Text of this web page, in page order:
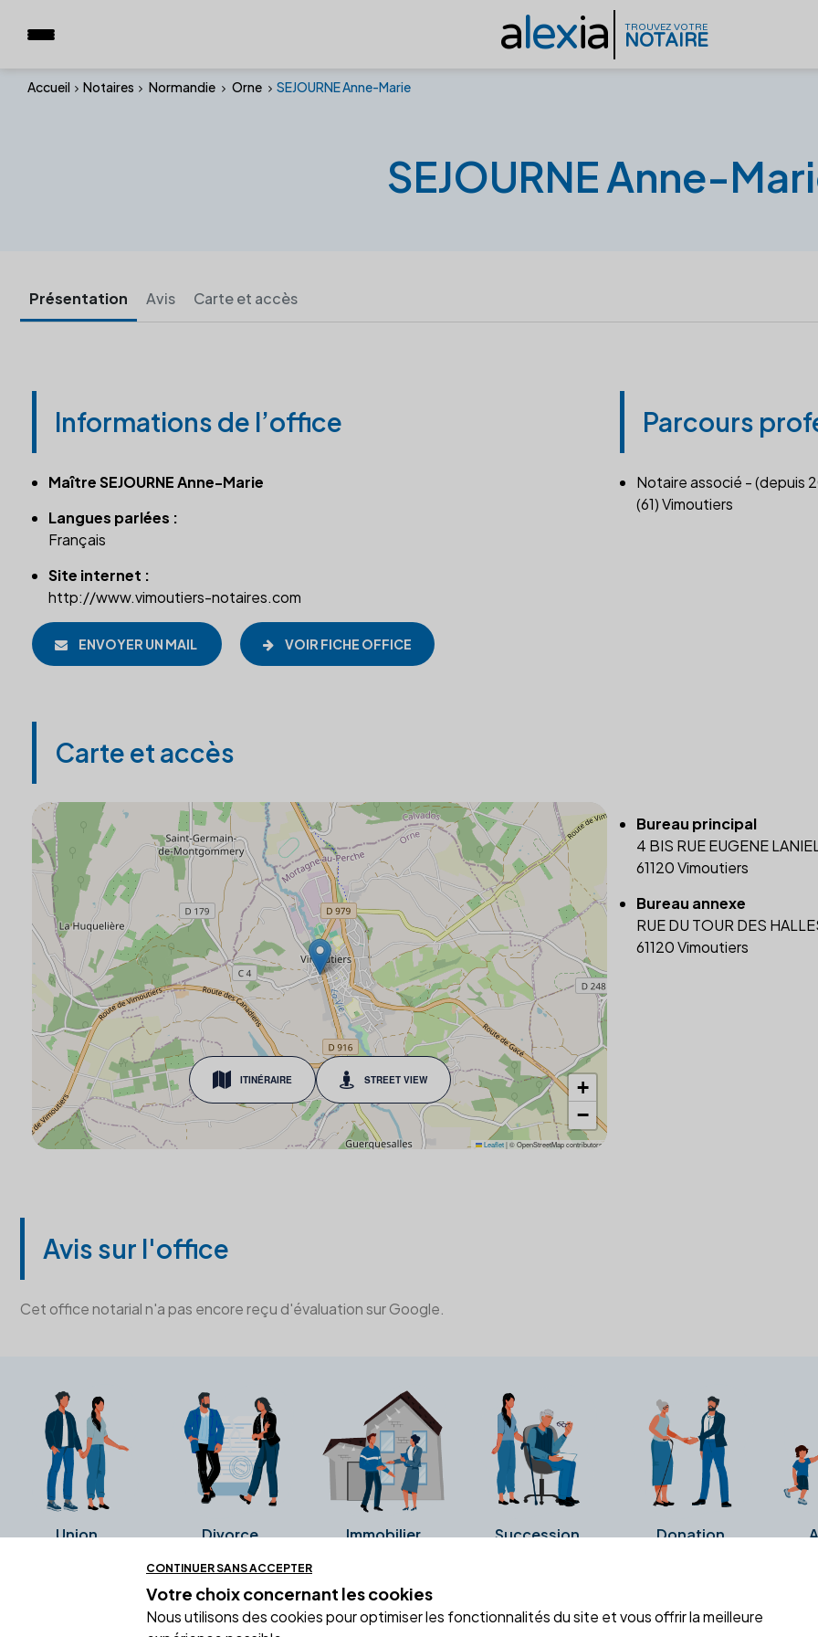
alexia TROUVEZ VOTRE
NOTAIRE
Accueil Notaires Normandie Orne SEJOURNE Anne-Marie
SEJOURNE Anne-
Présentation Avis Carte et accès
Informations de l’office
Maître SEJOURNE Anne-Marie
Langues parlées :
Français
Site internet :
http://www.vimoutiers-notaires.com
ENVOYER UN MAIL VOIR FICHE OFFICE
Parcours
Notaire associé - (depuis
(61) Vimoutiers
Carte et accès
ITINÉRAIRE STREET VIEW
+
−
Leaflet |© OpenStreetMap contributors
Bureau principal
4 BIS RUE EUGENE
61120 Vimoutiers
Bureau annexe
RUE DU TOUR DES
61120 Vimoutiers
Avis sur l'office
Cet office notarial n'a pas encore reçu d'évaluation sur Google.
Union Divorce Immobilier Succession Donation
Ces avis proviennent directement de la fiche Google Business de l'office notarial. Ils n'ont ni
CONTINUER SANS ACCEPTER
Votre choix concernant les cookies
Nous utilisons des cookies pour optimiser les fonctionnalités du site et vous offrir la meilleure